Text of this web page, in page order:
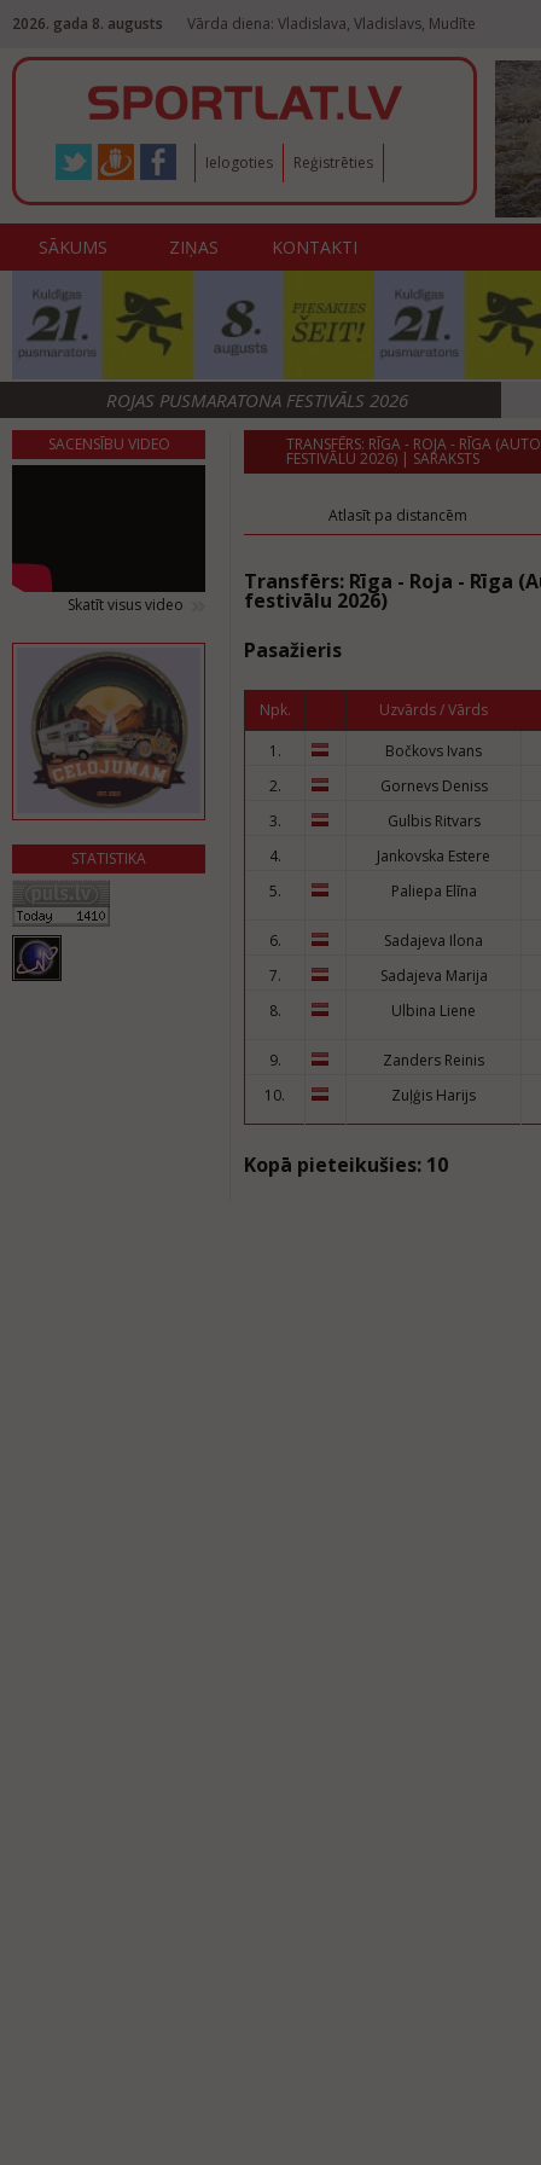
2026. gada 8. augusts Vārda diena: Vladislava, Vladislavs, Mudīte
Ielogoties Reģistrēties
SĀKUMS ZIŅAS KONTAKTI
ROJAS PUSMARATONA FESTIVĀLS 2026
SACENSĪBU VIDEO
Skatīt visus video
STATISTIKA
TRANSFĒRS: RĪGA - ROJA - RĪGA
FESTIVĀLU 2026) | SARAKSTS
Atlasīt pa distancēm
Transfērs: Rīga - Roja - Rīga
festivālu 2026)
Pasažieris
Npk.
Uzvārds / Vārds
1.
Bočkovs Ivans
2.
Gornevs Deniss
3.
Gulbis Ritvars
4.
Jankovska Estere
5.
Paliepa Elīna
6.
Sadajeva Ilona
7.
Sadajeva Marija
8.
Ulbina Liene
9.
Zanders Reinis
10.
Zuļģis Harijs
Kopā pieteikušies: 10